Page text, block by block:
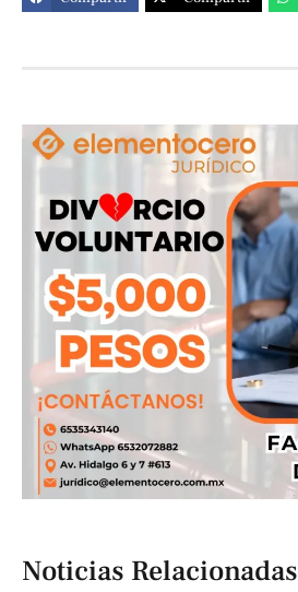
Noticias Relacionadas